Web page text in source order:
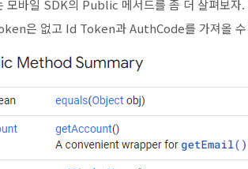
모바일 SDK의 Public 메서드를 좀 더 살펴보자.
은 없고 Id Token과 AuthCode를 가져올 수